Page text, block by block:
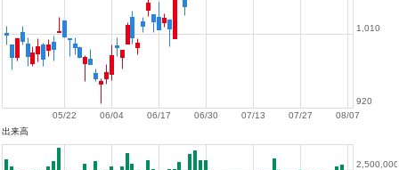
08/07
07/27
07/13
06/30
06/17
06/04
05/22
920
1,010
出来高
2,500,000